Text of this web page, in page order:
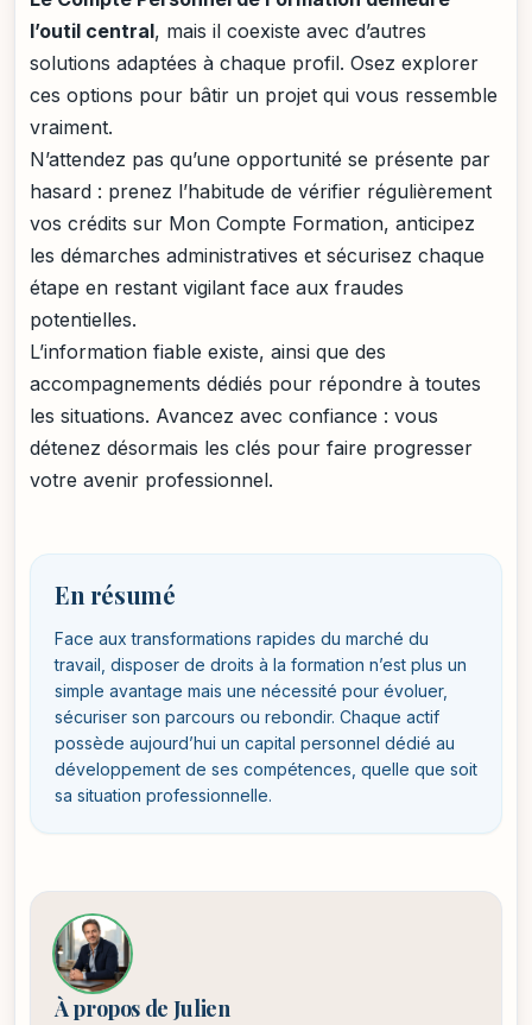
l’outil central, mais il coexiste avec d’autres
solutions adaptées à chaque profil. Osez explorer
ces options pour bâtir un projet qui vous ressemble
vraiment.
N’attendez pas qu’une opportunité se présente par
hasard : prenez l’habitude de vérifier régulièrement
vos crédits sur Mon Compte Formation, anticipez
les démarches administratives et sécurisez chaque
étape en restant vigilant face aux fraudes
potentielles.
L’information fiable existe, ainsi que des
accompagnements dédiés pour répondre à toutes
les situations. Avancez avec confiance : vous
détenez désormais les clés pour faire progresser
votre avenir professionnel.
En résumé
Face aux transformations rapides du marché du
travail, disposer de droits à la formation n’est plus un
simple avantage mais une nécessité pour évoluer,
sécuriser son parcours ou rebondir. Chaque actif
possède aujourd’hui un capital personnel dédié au
développement de ses compétences, quelle que soit
sa situation professionnelle.
À propos de Julien